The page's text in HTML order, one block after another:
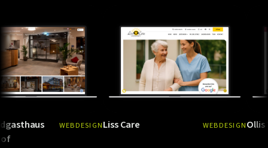
WEBDESIGN Ansehen→
Liss Care WEBDESIGN Ansehen→
Ollis